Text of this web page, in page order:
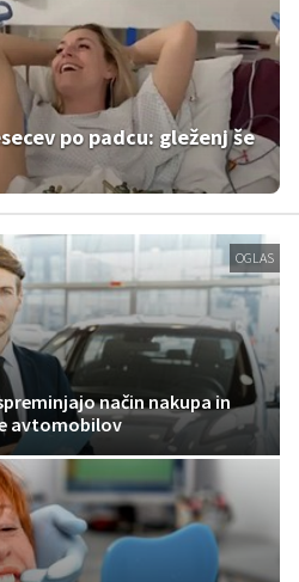
po padcu: gleženj še
OGLAS
način nakupa in
avtomobilov